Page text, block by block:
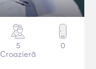
5
Croazieră
0